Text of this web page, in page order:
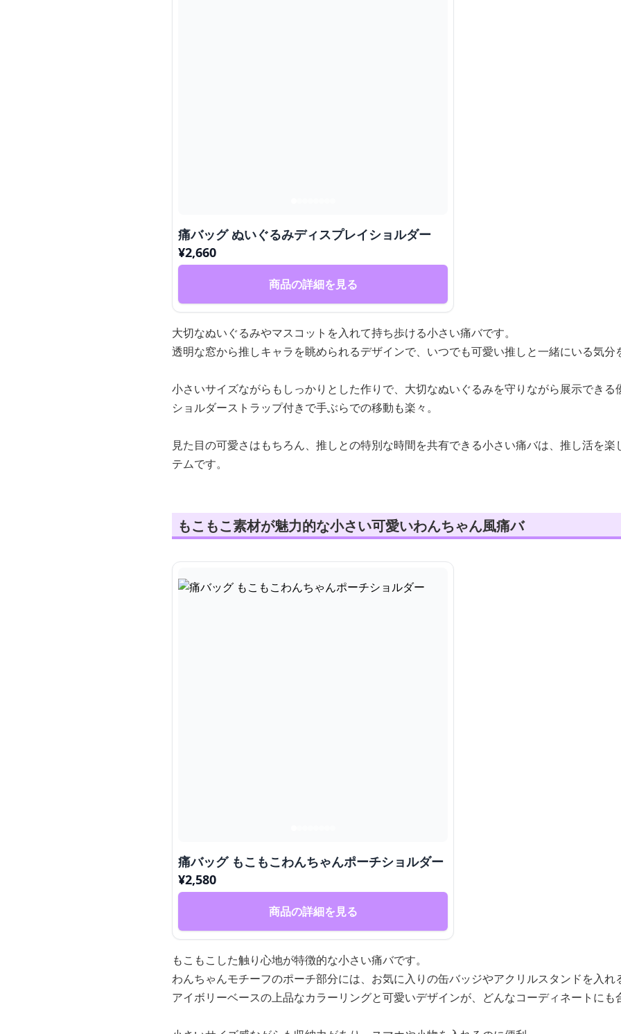
痛バッグ ぬいぐるみディスプレイショルダー
¥2,660
商品の詳細を見る
大切なぬいぐるみやマスコットを入れて持ち歩ける小さい痛バです。
透明な窓から推しキャラを眺められるデザインで、いつでも可愛い推しと一緒にいる気分
小さいサイズながらもしっかりとした作りで、大切なぬいぐるみを守りながら展示できる
ショルダーストラップ付きで手ぶらでの移動も楽々。
見た目の可愛さはもちろん、推しとの特別な時間を共有できる小さい痛バは、推し活を楽
テムです。
もこもこ素材が魅力的な小さい可愛いわんちゃん風痛バ
痛バッグ もこもこわんちゃんポーチショルダー
¥2,580
商品の詳細を見る
もこもこした触り心地が特徴的な小さい痛バです。
わんちゃんモチーフのポーチ部分には、お気に入りの缶バッジやアクリルスタンドを入れ
アイボリーベースの上品なカラーリングと可愛いデザインが、どんなコーディネートにも